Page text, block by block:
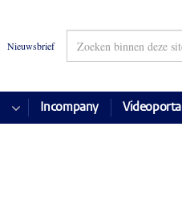
Nieuwsbrief
Incompany Videoportal